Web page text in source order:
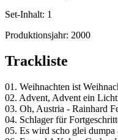
Set-Inhalt: 1
Produktionsjahr: 2000
Trackliste
01. Weihnachten ist
02. Advent, Advent ein
03. Oh, Austria - Rainhard
04. Schlager für
05. Es wird scho glei dumpa